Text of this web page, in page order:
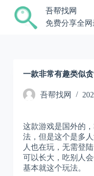
跳
过
吾帮找网
免费分享全
一款非常有趣类似
吾帮找网
这款游戏是国外的
法，但是这个是多
人也在玩，无需登
可以长大，吃别人
基本就这个玩法。